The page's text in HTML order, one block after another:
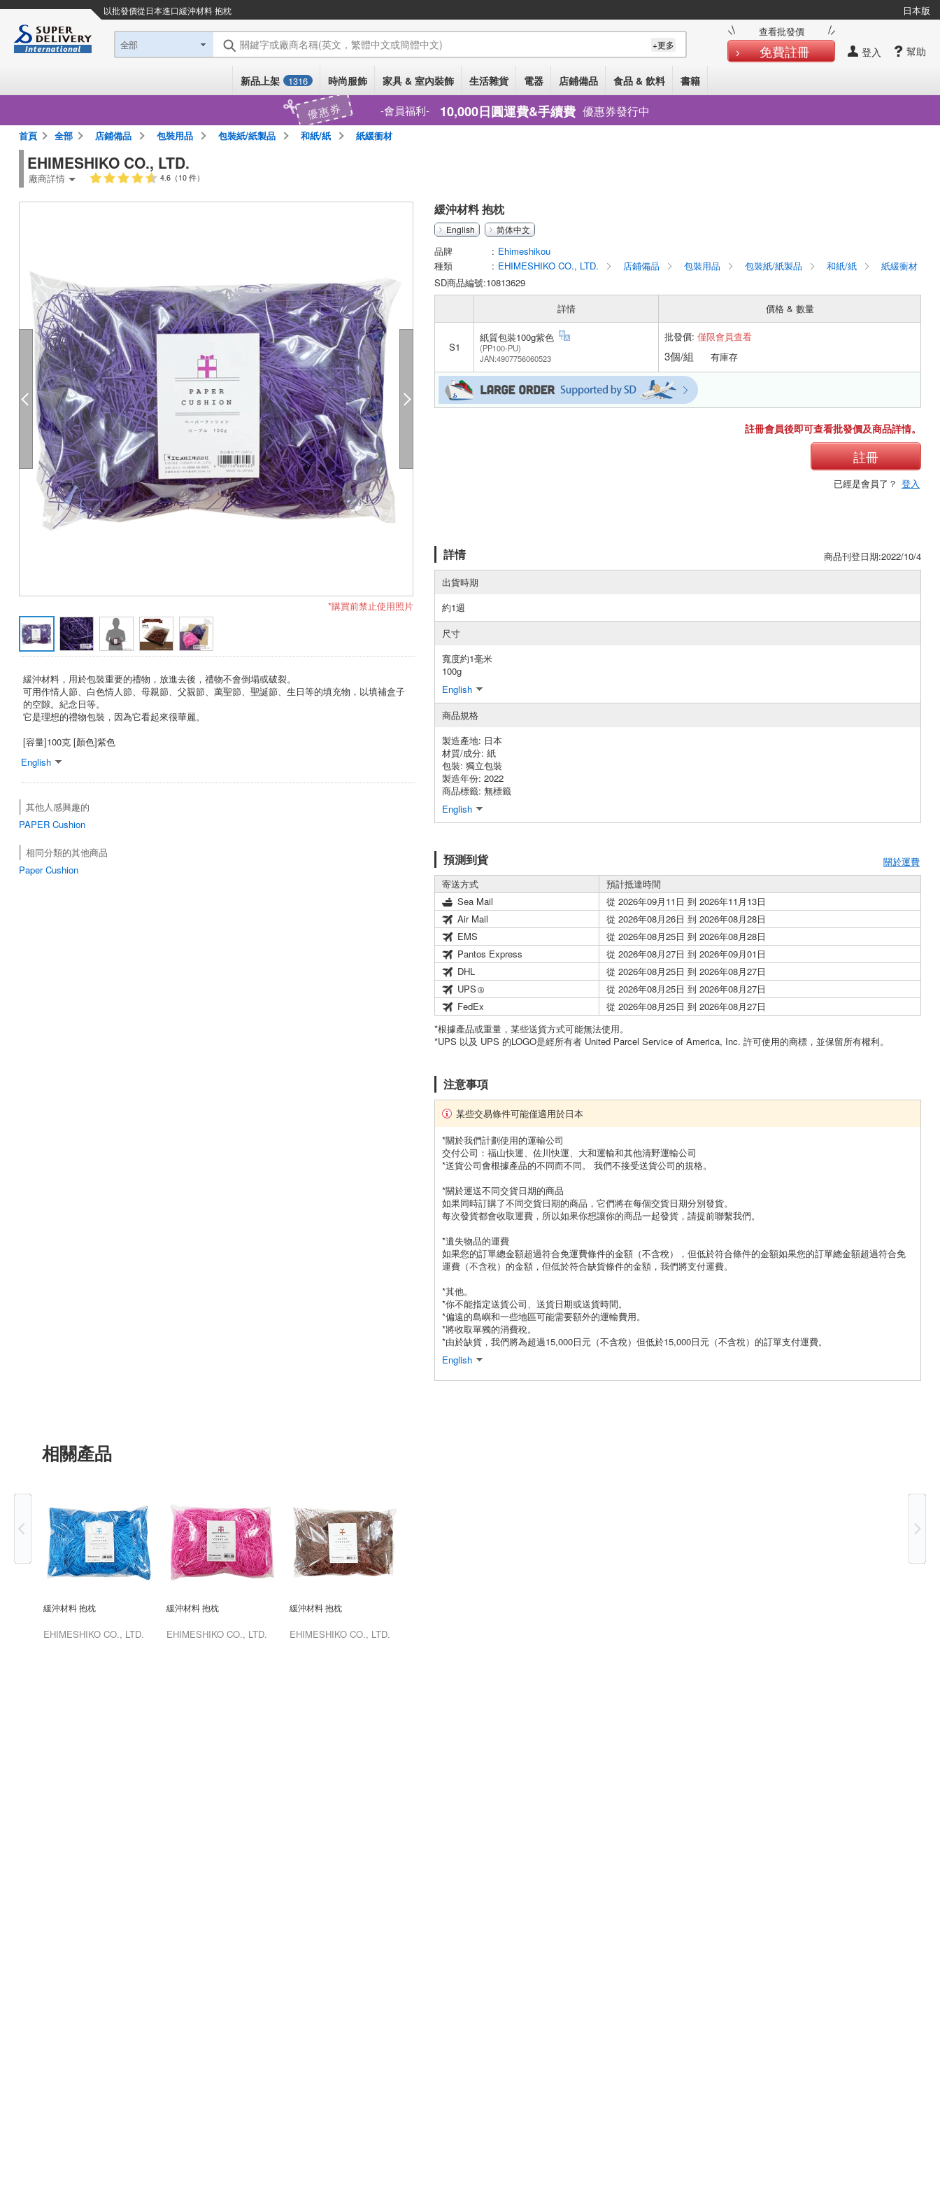
以批發價從日本進口緩沖材料 抱枕 日本版
幫助
登入
查看批發價
免費註冊
全部 關鍵字或廠商名稱(英文，繁體中文或簡體中文) +更多
新品上架 1316 時尚服飾 家具 & 室內裝飾 生活雜貨 電器 店鋪備品 食品 & 飲料 書籍
優惠券 會員福利 10,000日圓運費&手續費 優惠券發行中
首頁 全部 店鋪備品 包裝用品 包裝紙/紙製品 和紙/紙 紙緩衝材
EHIMESHIKO CO., LTD.
廠商詳情 4.6（10 件）
*購買前禁止使用照片
緩沖材料，用於包裝重要的禮物，放進去後，禮物不會倒塌或破裂。
可用作情人節、白色情人節、母親節、父親節、萬聖節、聖誕節、生日等的填充物，以填補盒子
的空隙。紀念日等。
它是理想的禮物包裝，因為它看起來很華麗。
[容量]100克 [顏色]紫色
English
其他人感興趣的
PAPER Cushion
相同分類的其他商品
Paper Cushion
緩沖材料 抱枕
English 简体中文
品牌
Ehimeshikou
種類
EHIMESHIKO CO., LTD. 店鋪備品 包裝用品 包裝紙/紙製品 和紙/紙
紙緩衝材
SD商品編號:10813629
詳情
價格 & 數量
S1
紙質包裝100g紫色
(PP100-PU)
JAN:4907756060523
批發價: 僅限會員查看
3個/組 有庫存
註冊會員後即可查看批發價及商品詳情。
註冊
已經是會員了？ 登入
詳情
商品刊登日期:2022/10/4
出貨時期
約1週
尺寸
寬度約1毫米
100g
English
商品規格
製造產地: 日本
材質/成分: 紙
包裝: 獨立包裝
製造年份: 2022
商品標籤: 無標籤
English
預測到貨
關於運費
寄送方式
預計抵達時間
Sea Mail
從 2026年09月11日 到 2026年11月13日
Air Mail
從 2026年08月26日 到 2026年08月28日
EMS
從 2026年08月25日 到 2026年08月28日
Pantos Express
從 2026年08月27日 到 2026年09月01日
DHL
從 2026年08月25日 到 2026年08月27日
UPS
從 2026年08月25日 到 2026年08月27日
FedEx
從 2026年08月25日 到 2026年08月27日
*根據產品或重量，某些送貨方式可能無法使用。
*UPS 以及 UPS 的LOGO是經所有者 United Parcel Service of America, Inc. 許可使用的商標，並保留所有權利。
注意事項
某些交易條件可能僅適用於日本
*關於我們計劃使用的運輸公司
交付公司：福山快運、佐川快運、大和運輸和其他清野運輸公司
*送貨公司會根據產品的不同而不同。 我們不接受送貨公司的規格。
*關於運送不同交貨日期的商品
如果同時訂購了不同交貨日期的商品，它們將在每個交貨日期分別發貨。
每次發貨都會收取運費，所以如果你想讓你的商品一起發貨，請提前聯繫我們。
*遺失物品的運費
如果您的訂單總金額超過符合免運費條件的金額（不含稅），但低於符合條件的金額如果您的訂單總金額超過符合免
運費（不含稅）的金額，但低於符合缺貨條件的金額，我們將支付運費。
*其他。
*你不能指定送貨公司、送貨日期或送貨時間。
*偏遠的島嶼和一些地區可能需要額外的運輸費用。
*將收取單獨的消費稅。
*由於缺貨，我們將為超過15,000日元（不含稅）但低於15,000日元（不含稅）的訂單支付運費。
English
相關產品
緩沖材料 抱枕
EHIMESHIKO CO., LTD.
緩沖材料 抱枕
EHIMESHIKO CO., LTD.
緩沖材料 抱枕
EHIMESHIKO CO., LTD.